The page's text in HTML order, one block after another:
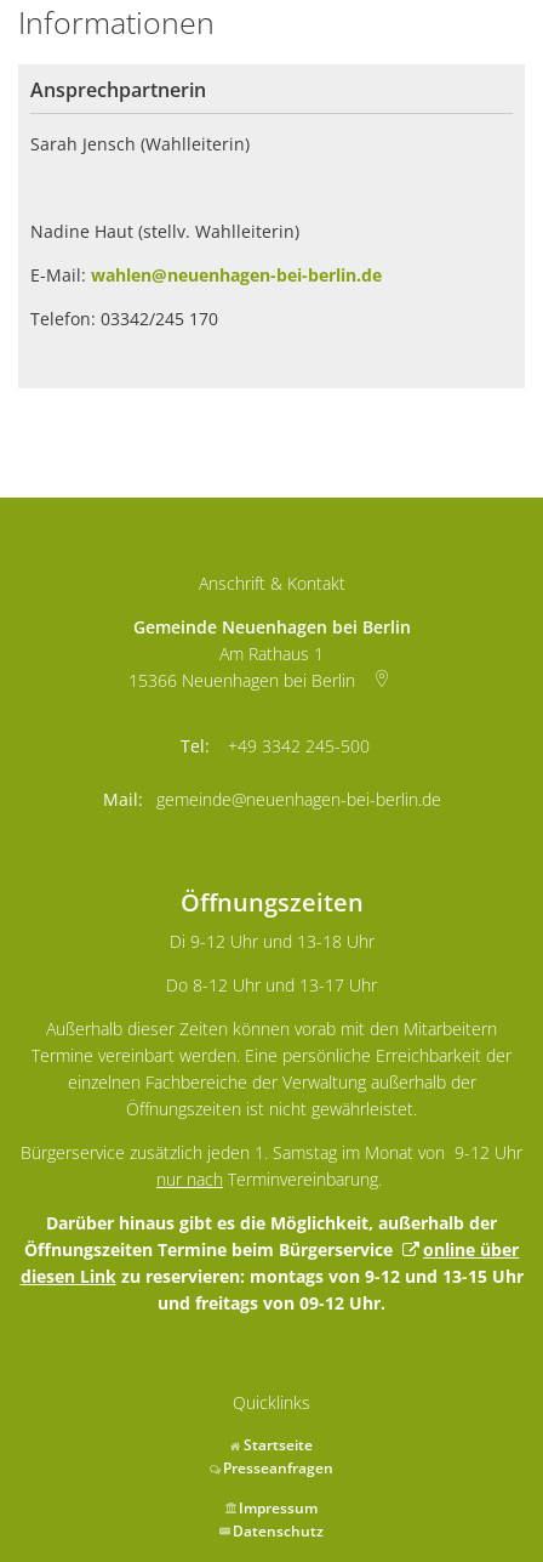
Informationen
Ansprechpartnerin
Sarah Jensch (Wahlleiterin)
Nadine Haut (stellv. Wahlleiterin)
E-Mail: wahlen@neuenhagen-bei-berlin.de
Telefon: 03342/245 170
Anschrift & Kontakt
Gemeinde Neuenhagen bei Berlin
Am Rathaus 1
15366 Neuenhagen bei Berlin
+49 3342 245-500
gemeinde@neuenhagen-bei-berlin.de
Öffnungszeiten
Di 9-12 Uhr und 13-18 Uhr
Do 8-12 Uhr und 13-17 Uhr
Außerhalb dieser Zeiten können vorab mit den Mitarbeitern
Termine vereinbart werden. Eine persönliche Erreichbarkeit der
einzelnen Fachbereiche der Verwaltung außerhalb der
Öffnungszeiten ist nicht gewährleistet.
Bürgerservice zusätzlich jeden 1. Samstag im Monat von 9-12 Uhr
nur nach Terminvereinbarung.
Darüber hinaus gibt es die Möglichkeit, außerhalb der
Öffnungszeiten Termine beim Bürgerservice
online über
diesen Linkzu reservieren: montags von 9-12 und 13-15 Uhr
und freitags von 09-12 Uhr.
Quicklinks
Startseite
Presseanfragen
Impressum
Datenschutz